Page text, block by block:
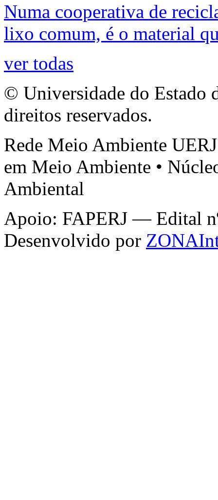
Numa cooperativa de
lixo comum, é o material
ver todas
© Universidade do Estado
direitos reservados.
Rede Meio Ambiente
em Meio Ambiente •
Ambiental
Apoio: FAPERJ — Edital
Desenvolvido por